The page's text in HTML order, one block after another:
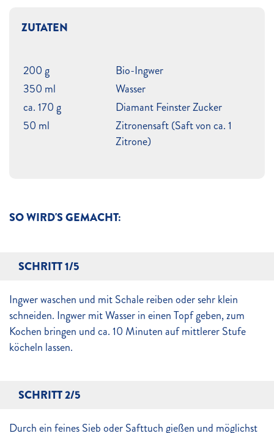
SO WIRD'S GEMACHT:
SCHRITT 1/5
Ingwer waschen und mit Schale reiben oder sehr klein
schneiden. Ingwer mit Wasser in einen Topf geben, zum
Kochen bringen und ca. 10 Minuten auf mittlerer Stufe
köcheln lassen.
SCHRITT 2/5
Durch ein feines Sieb oder Safttuch gießen und möglichst
ZUTATEN
200 g
Bio-Ingwer
350 ml
Wasser
ca. 170 g
Diamant Feinster Zucker
50 ml
Zitronensaft (Saft von ca. 1
Zitrone)